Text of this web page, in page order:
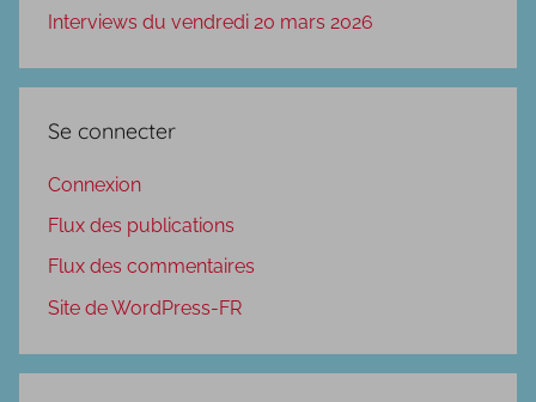
Interviews du vendredi 20 mars 2026
Se connecter
Connexion
Flux des publications
Flux des commentaires
Site de WordPress-FR